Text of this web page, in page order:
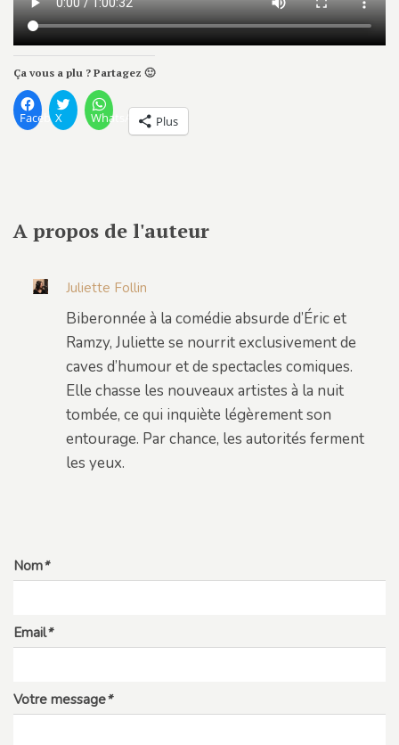
Ça vous a plu ? Partagez 🙂
Facebook
X WhatsApp Plus
A propos de l'auteur
Juliette Follin
Biberonnée à la comédie absurde d’Éric et
Ramzy, Juliette se nourrit exclusivement de
caves d’humour et de spectacles comiques.
Elle chasse les nouveaux artistes à la nuit
tombée, ce qui inquiète légèrement son
entourage. Par chance, les autorités ferment
les yeux.
Nom*
Email*
Votre message*